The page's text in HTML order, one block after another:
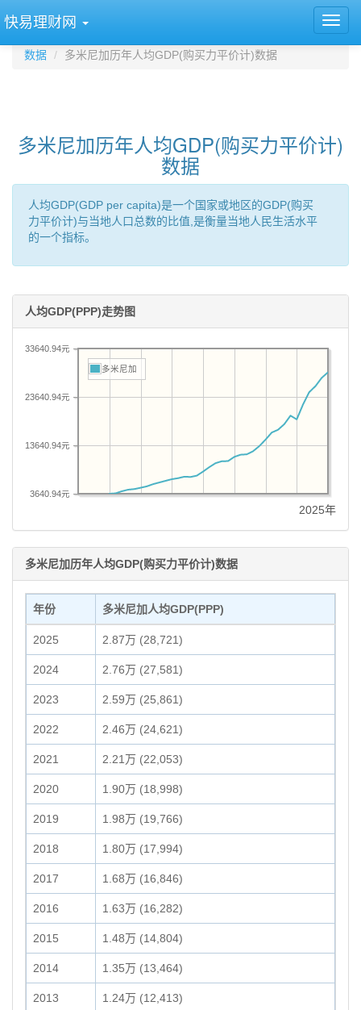
快易理财网
数据 多米尼加历年人均GDP(购买力平价计)数据
多米尼加历年人均GDP(购买力平价计)
数据
人均GDP(GDP per capita)是一个国家或地区的GDP(购买
力平价计)与当地人口总数的比值,是衡量当地人民生活水平
的一个指标。
人均GDP(PPP)走势图
3640.94元
13640.94元
23640.94元
33640.94元
多米尼加
2025年
多米尼加历年人均GDP(购买力平价计)数据
年份 多米尼加人均GDP(PPP)
2025 2.87万 (28,721)
2024 2.76万 (27,581)
2023 2.59万 (25,861)
2022 2.46万 (24,621)
2021 2.21万 (22,053)
2020 1.90万 (18,998)
2019 1.98万 (19,766)
2018 1.80万 (17,994)
2017 1.68万 (16,846)
2016 1.63万 (16,282)
2015 1.48万 (14,804)
2014 1.35万 (13,464)
2013 1.24万 (12,413)